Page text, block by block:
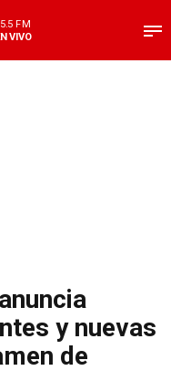
FM
VIVO
y nuevas
de